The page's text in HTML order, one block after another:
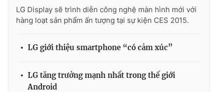
Cơ quan báo chí: Thời báo VTV
Giấy phép hoạt động báo in và báo điện tử số 483/GP-BTTTT
Tổng Biên tập:Vũ Thanh Thủy
Nguyễn Trọng Ninh
Tổng đài VTV: 024.38 355 931 - 024.38 355 932
LG Display sẽ trình diễn công nghệ màn hình mới với
hàng loạt sản phẩm ấn tượng tại sự kiện CES 2015.
LG giới thiệu smartphone “có cảm xúc”
LG tăng trưởng mạnh nhất trong thế giới
Android